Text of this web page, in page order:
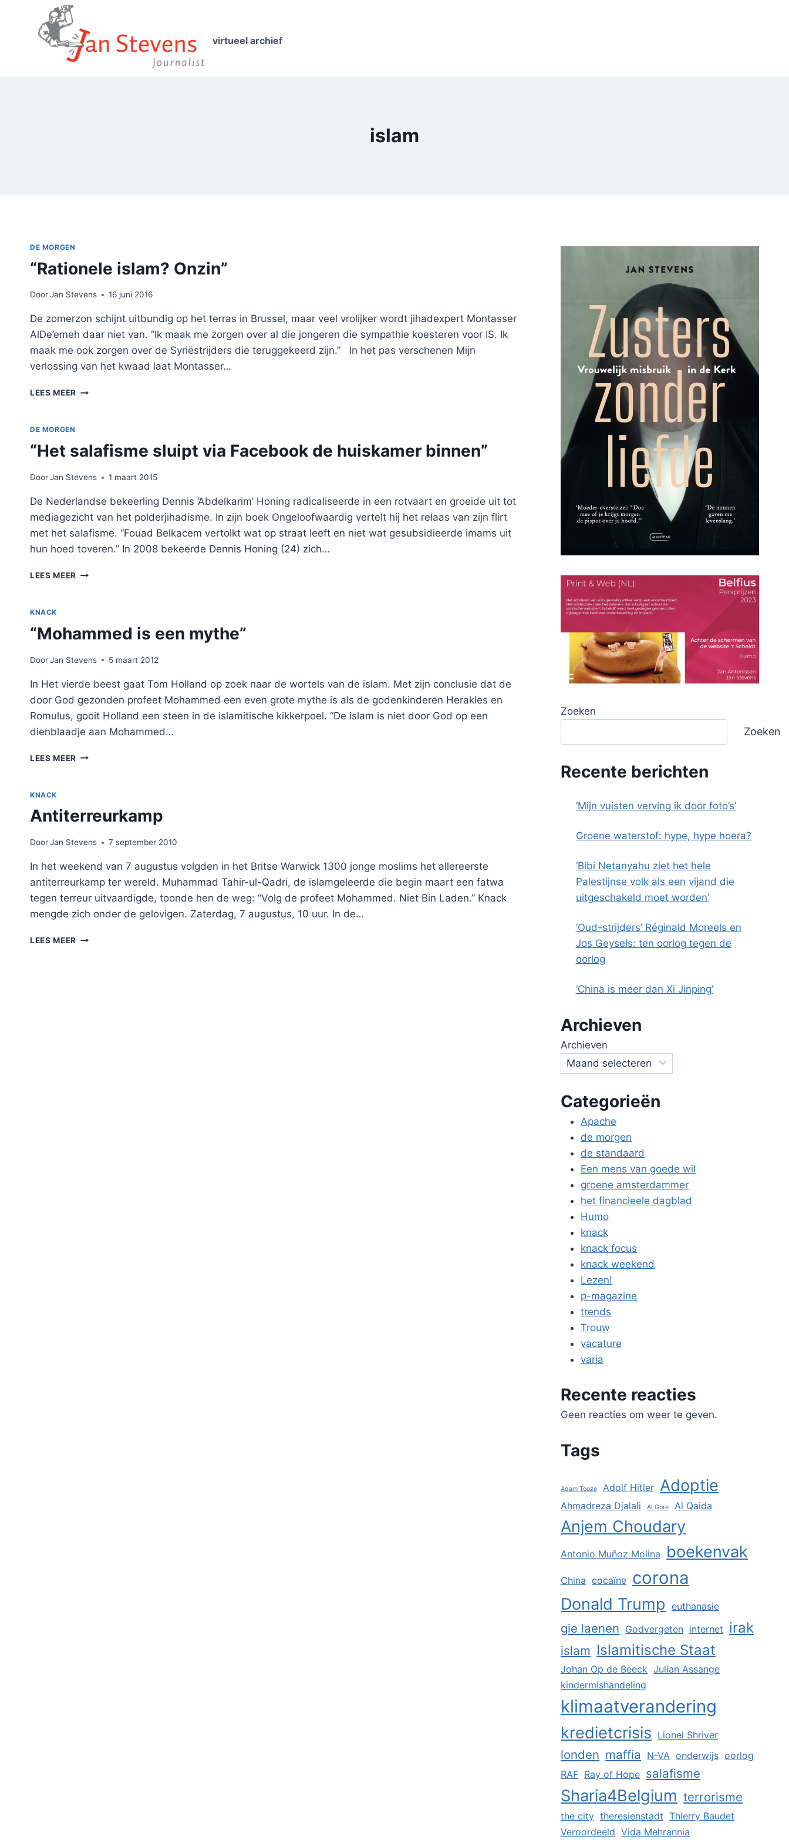
virtueel archief
islam
DE MORGEN
“Rationele islam? Onzin”
DoorJan Stevens 16 juni 2016
De zomerzon schijnt uitbundig op het terras in Brussel, maar veel vrolijker wordt jihadexpert Montasser
AlDe’emeh daar niet van. “Ik maak me zorgen over al die jongeren die sympathie koesteren voor IS. Ik
maak me ook zorgen over de Syriëstrijders die teruggekeerd zijn.” In het pas verschenen Mijn
verlossing van het kwaad laat Montasser…
LEES MEER “RATIONELE
DE MORGEN
“Het salafisme sluipt via Facebook de huiskamer binnen”
DoorJan Stevens 1 maart 2015
De Nederlandse bekeerling Dennis ‘Abdelkarim’ Honing radicaliseerde in een rotvaart en groeide uit tot
mediagezicht van het polderjihadisme. In zijn boek Ongeloofwaardig vertelt hij het relaas van zijn flirt
met het salafisme. “Fouad Belkacem vertolkt wat op straat leeft en niet wat gesubsidieerde imams uit
hun hoed toveren.” In 2008 bekeerde Dennis Honing (24) zich…
LEES MEER “HET
DE
BINNEN”
KNACK
“Mohammed is een mythe”
DoorJan Stevens 5 maart 2012
In Het vierde beest gaat Tom Holland op zoek naar de wortels van de islam. Met zijn conclusie dat de
door God gezonden profeet Mohammed een even grote mythe is als de godenkinderen Herakles en
Romulus, gooit Holland een steen in de islamitische kikkerpoel. “De islam is niet door God op een
dienblaadje aan Mohammed…
LEES MEER “MOHAMMED
KNACK
Antiterreurkamp
DoorJan Stevens 7 september 2010
In het weekend van 7 augustus volgden in het Britse Warwick 1300 jonge moslims het allereerste
antiterreurkamp ter wereld. Muhammad Tahir-ul-Qadri, de islamgeleerde die begin maart een fatwa
tegen terreur uitvaardigde, toonde hen de weg: “Volg de profeet Mohammed. Niet Bin Laden.” Knack
mengde zich onder de gelovigen. Zaterdag, 7 augustus, 10 uur. In de…
LEES MEER ANTITERREURKAMP
Zoeken
Zoeken
Recente berichten
‘Mijn vuisten verving ik door foto’s’
Groene waterstof: hype, hype hoera?
‘Bibi Netanyahu ziet het hele
Palestijnse volk als een vijand die
uitgeschakeld moet worden’
‘Oud-strijders’ Réginald Moreels en
Jos Geysels: ten oorlog tegen de
oorlog
‘China is meer dan Xi Jinping’
Archieven
Archieven
Categorieën
Apache
de morgen
de standaard
Een mens van goede wil
groene amsterdammer
het financieele dagblad
Humo
knack
knack focus
knack weekend
Lezen!
p-magazine
trends
Trouw
vacature
varia
Recente reacties
Geen reacties om weer te geven.
Tags
Adam Tooze Adolf Hitler Adoptie
Ahmadreza Djalali Al Gore Al Qaida
Anjem Choudary
Antonio Muñoz Molina boekenvak
China cocaïne corona
Donald Trump euthanasie
gie laenen Godvergeten internet irak
islam Islamitische Staat
Johan Op de Beeck Julian Assange
kindermishandeling
klimaatverandering
kredietcrisis Lionel Shriver
londen maffia N-VA onderwijs oorlog
RAF Ray of Hope salafisme
Sharia4Belgium terrorisme
the city theresienstadt Thierry Baudet
Veroordeeld Vida Mehrannia